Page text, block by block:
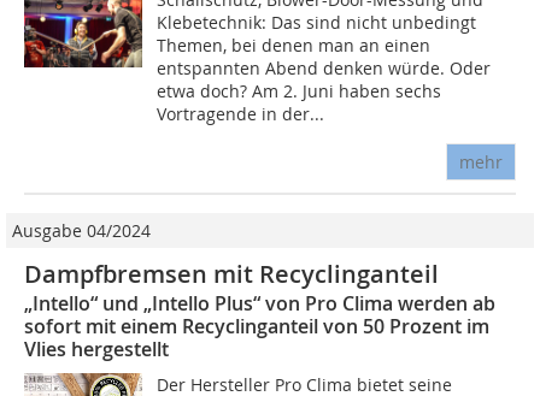
Klebetechnik: Das sind nicht unbedingt
Themen, bei denen man an einen
entspannten Abend denken würde. Oder
etwa doch? Am 2. Juni haben sechs
Vortragende in der...
mehr
Ausgabe 04/2024
Dampfbremsen mit Recyclinganteil
„Intello“ und „Intello Plus“ von Pro Clima werden ab
sofort mit einem Recyclinganteil von 50 Prozent im
Vlies hergestellt
Der Hersteller Pro Clima bietet seine